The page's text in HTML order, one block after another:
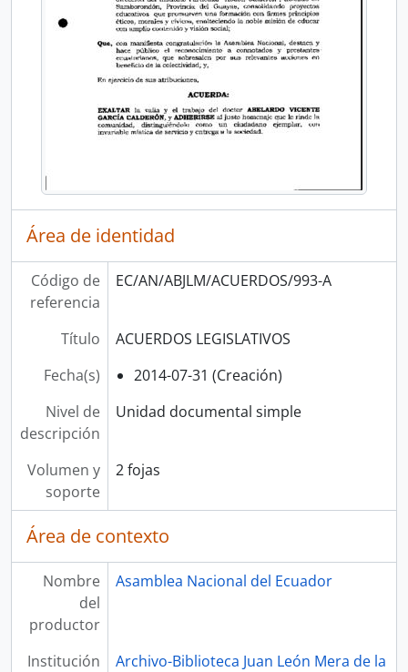
Área de identidad
Código de
referencia
EC/AN/ABJLM/ACUERDOS/993-A
Título
ACUERDOS LEGISLATIVOS
Fecha(s)
2014-07-31 (Creación)
Nivel de
descripción
Unidad documental simple
Volumen y
soporte
2 fojas
Área de contexto
Nombre
del
productor
Asamblea Nacional del Ecuador
Institución
Archivo-Biblioteca Juan León Mera de la